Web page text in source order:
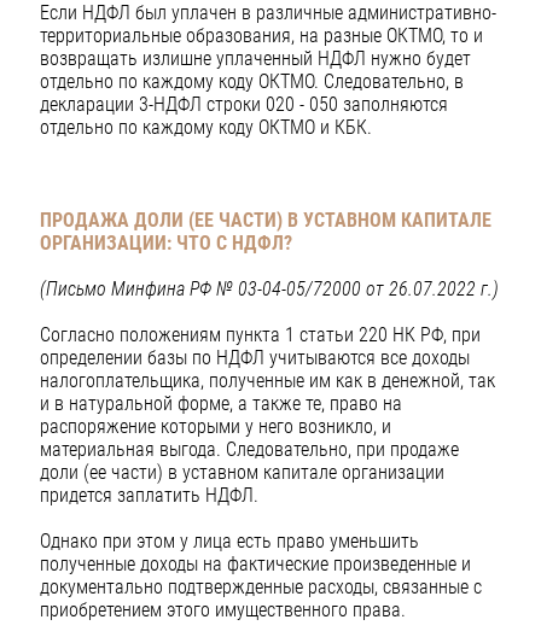
Если НДФЛ был уплачен в различные административно-
территориальные образования, на разные ОКТМО, то и
возвращать излишне уплаченный НДФЛ нужно будет
отдельно по каждому коду ОКТМО. Следовательно, в
декларации 3-НДФЛ строки 020 - 050 заполняются
отдельно по каждому коду ОКТМО и КБК.
ПРОДАЖА ДОЛИ (ЕЕ ЧАСТИ) В УСТАВНОМ КАПИТАЛЕ
ОРГАНИЗАЦИИ: ЧТО С НДФЛ?
(Письмо Минфина РФ № 03-04-05/72000 от 26.07.2022 г.)
Согласно положениям пункта 1 статьи 220 НК РФ, при
определении базы по НДФЛ учитываются все доходы
налогоплательщика, полученные им как в денежной, так
и в натуральной форме, а также те, право на
распоряжение которыми у него возникло, и
материальная выгода. Следовательно, при продаже
доли (ее части) в уставном капитале организации
придется заплатить НДФЛ.
Однако при этом у лица есть право уменьшить
полученные доходы на фактические произведенные и
документально подтвержденные расходы, связанные с
приобретением этого имущественного права.